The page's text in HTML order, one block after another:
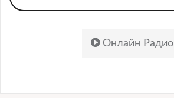
Онлайн Радио